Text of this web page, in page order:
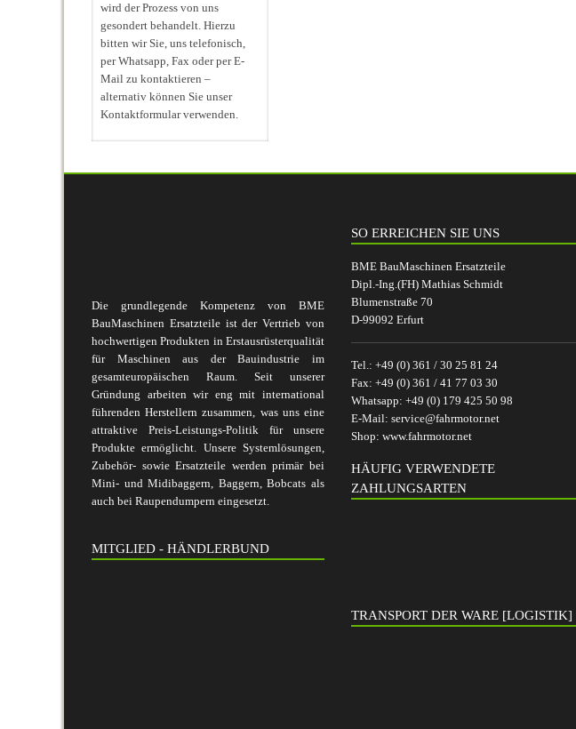
wird der Prozess von uns
gesondert behandelt. Hierzu
bitten wir Sie, uns telefonisch,
per Whatsapp, Fax oder per E-
Mail zu kontaktieren –
alternativ können Sie unser
Kontaktformular verwenden.
Die grundlegende Kompetenz von BME
BauMaschinen Ersatzteile ist der Vertrieb von
hochwertigen Produkten in Erstausrüsterqualität
für Maschinen aus der Bauindustrie im
gesamteuropäischen Raum. Seit unserer
Gründung arbeiten wir eng mit international
führenden Herstellern zusammen, was uns eine
attraktive Preis-Leistungs-Politik für unsere
Produkte ermöglicht. Unsere Systemlösungen,
Zubehör- sowie Ersatzteile werden primär bei
Mini- und Midibaggern, Baggern, Bobcats als
auch bei Raupendumpern eingesetzt.
MITGLIED - HÄNDLERBUND
SO ERREICHEN SIE UNS
BME BauMaschinen Ersatzteile
Dipl.-Ing.(FH) Mathias Schmidt
Blumenstraße 70
D-99092 Erfurt
Tel.: +49 (0) 361 / 30 25 81 24
Fax: +49 (0) 361 / 41 77 03 30
Whatsapp: +49 (0) 179 425 50 98
E-Mail: service@fahrmotor.net
Shop: www.fahrmotor.net
HÄUFIG VERWENDETE
ZAHLUNGSARTEN
TRANSPORT DER WARE [LOGISTIK]